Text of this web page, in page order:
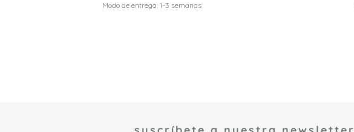
Modo de entrega: 1-3 semanas